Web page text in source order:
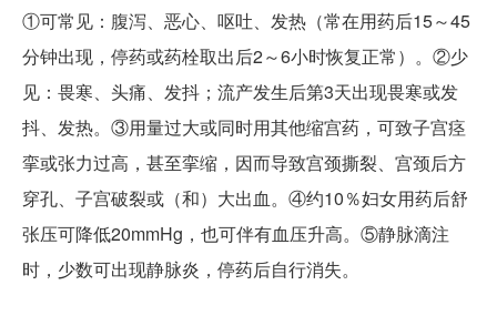
①可常见：腹泻、恶心、呕吐、发热（常在用药后15～45
分钟出现，停药或药栓取出后2～6小时恢复正常）。②少
见：畏寒、头痛、发抖；流产发生后第3天出现畏寒或发
抖、发热。③用量过大或同时用其他缩宫药，可致子宫痉
挛或张力过高，甚至挛缩，因而导致宫颈撕裂、宫颈后方
穿孔、子宫破裂或（和）大出血。④约10％妇女用药后舒
张压可降低20mmHg，也可伴有血压升高。⑤静脉滴注
时，少数可出现静脉炎，停药后自行消失。